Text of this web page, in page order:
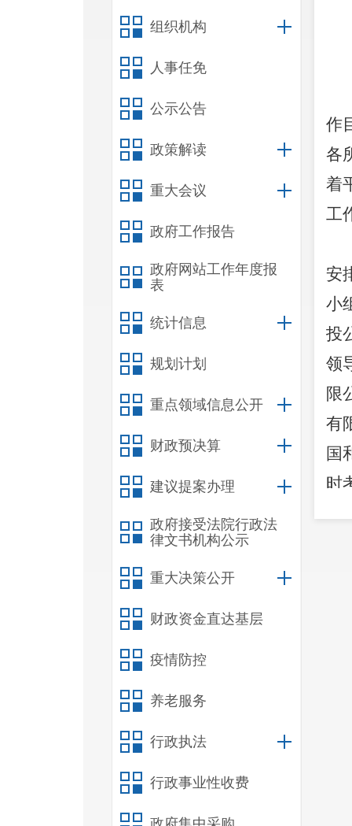
组织机构
人事任免
公示公告
政策解读
重大会议
政府工作报告
政府网站工作年度报
表
统计信息
规划计划
重点领域信息公开
财政预决算
建议提案办理
政府接受法院行政法
律文书机构公示
重大决策公开
财政资金直达基层
疫情防控
养老服务
行政执法
行政事业性收费
作
各
着
工
安
小
投
领
限
有
国
时